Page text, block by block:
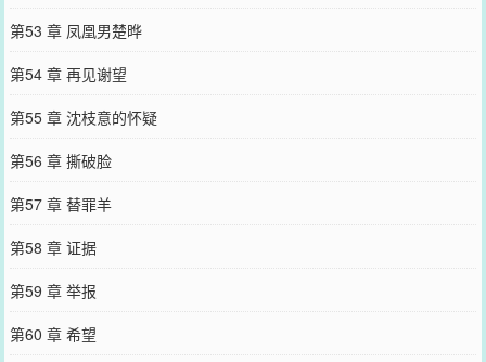
第53 章 凤凰男楚晔
第54 章 再见谢望
第55 章 沈枝意的怀疑
第56 章 撕破脸
第57 章 替罪羊
第58 章 证据
第59 章 举报
第60 章 希望